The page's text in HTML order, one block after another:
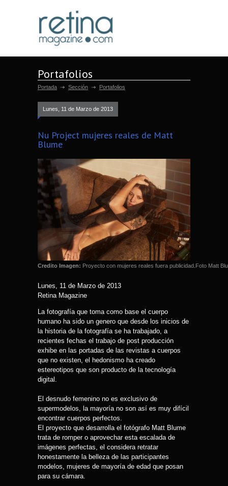
Portafolios
Portada Sección Portafolios
Lunes, 11 de Marzo de 2013
Nu Project mujeres reales de Matt
Blume
Credito Imagen: Proyecto con mujeres reales fuera publicidad.Foto Matt
Lunes, 11 de Marzo de 2013
Retina Magazine
La fotografía que toma como base el cuerpo
humano ha sido un genero que desde los inicios de
la historia de la fotografía se ha trabajado, a
recientes fechas el trabajo de post producción
exhibe en las portadas de las revistas a cuerpos
que no existen, el hedonismo ha creado
estereotipos que son producto de la tecnología
digital.
El desnudo femenino no es exclusivo de
supermodelos, la mayoría no son así es muy difícil
encontrar cuerpos perfectos.
El proyecto que desarrolla el fotógrafo Matt Blume
trata de romper o aprovechar esta escalada de
imágenes perfectas, el considera retratar
honestamente la belleza de las participantes
modelos, mujeres de mayoría de edad que posan
para su cámara.